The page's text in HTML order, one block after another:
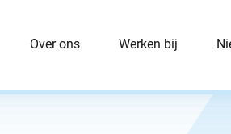
Over ons Werken bij